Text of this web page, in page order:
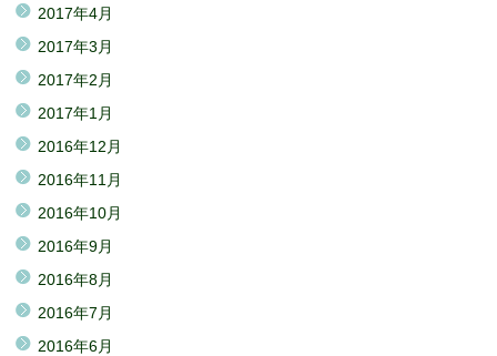
2017年4月
2017年3月
2017年2月
2017年1月
2016年12月
2016年11月
2016年10月
2016年9月
2016年8月
2016年7月
2016年6月